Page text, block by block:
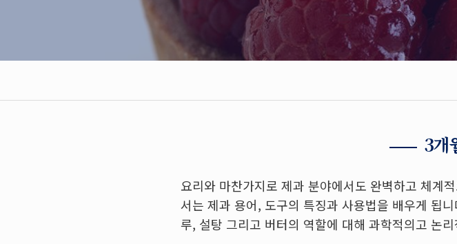
3개
요리와 마찬가지로 제과 분야에서도 완벽하고 체계
서는 제과 용어, 도구의 특징과 사용법을 배우게 됩
루, 설탕 그리고 버터의 역할에 대해 과학적의고 논